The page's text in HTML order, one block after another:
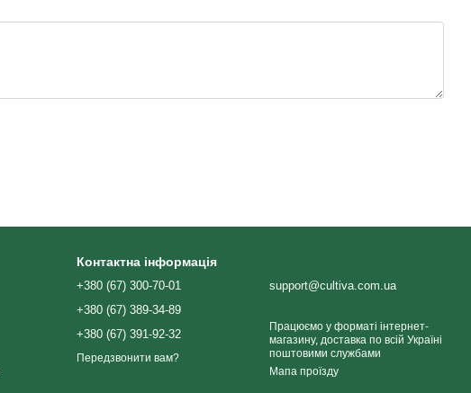
Контактна інформація
+380 (67) 300-70-01
+380 (67) 389-34-89
+380 (67) 391-92-32
Передзвонити вам?
support@cultiva.com.ua
Працюємо у форматі інтернет-
магазину, доставка по всій Україні
поштовими службами
Мапа проїзду